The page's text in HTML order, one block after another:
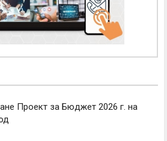
Проект за Бюджет 2026 г. на